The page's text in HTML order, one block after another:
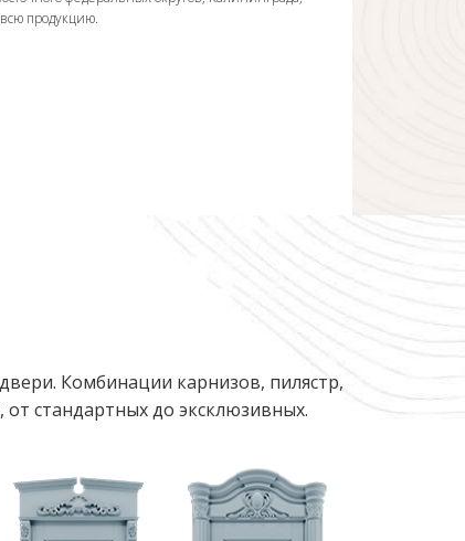
всю продукцию.
Комбинации карнизов, пилястр,
стандартных до эксклюзивных.